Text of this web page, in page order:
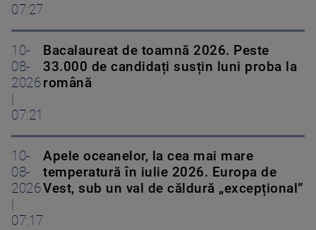
07:27
10-
08-
2026
07:21
Bacalaureat de toamnă 2026. Peste
33.000 de candidați susțin luni proba la
română
10-
08-
2026
07:17
Apele oceanelor, la cea mai mare
temperatură în iulie 2026. Europa de
Vest, sub un val de căldură „excepțional”